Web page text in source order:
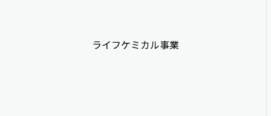
ライフケミカル事業